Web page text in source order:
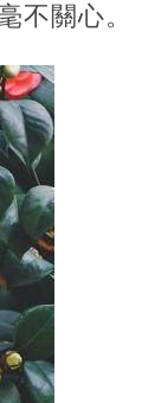
不關心。